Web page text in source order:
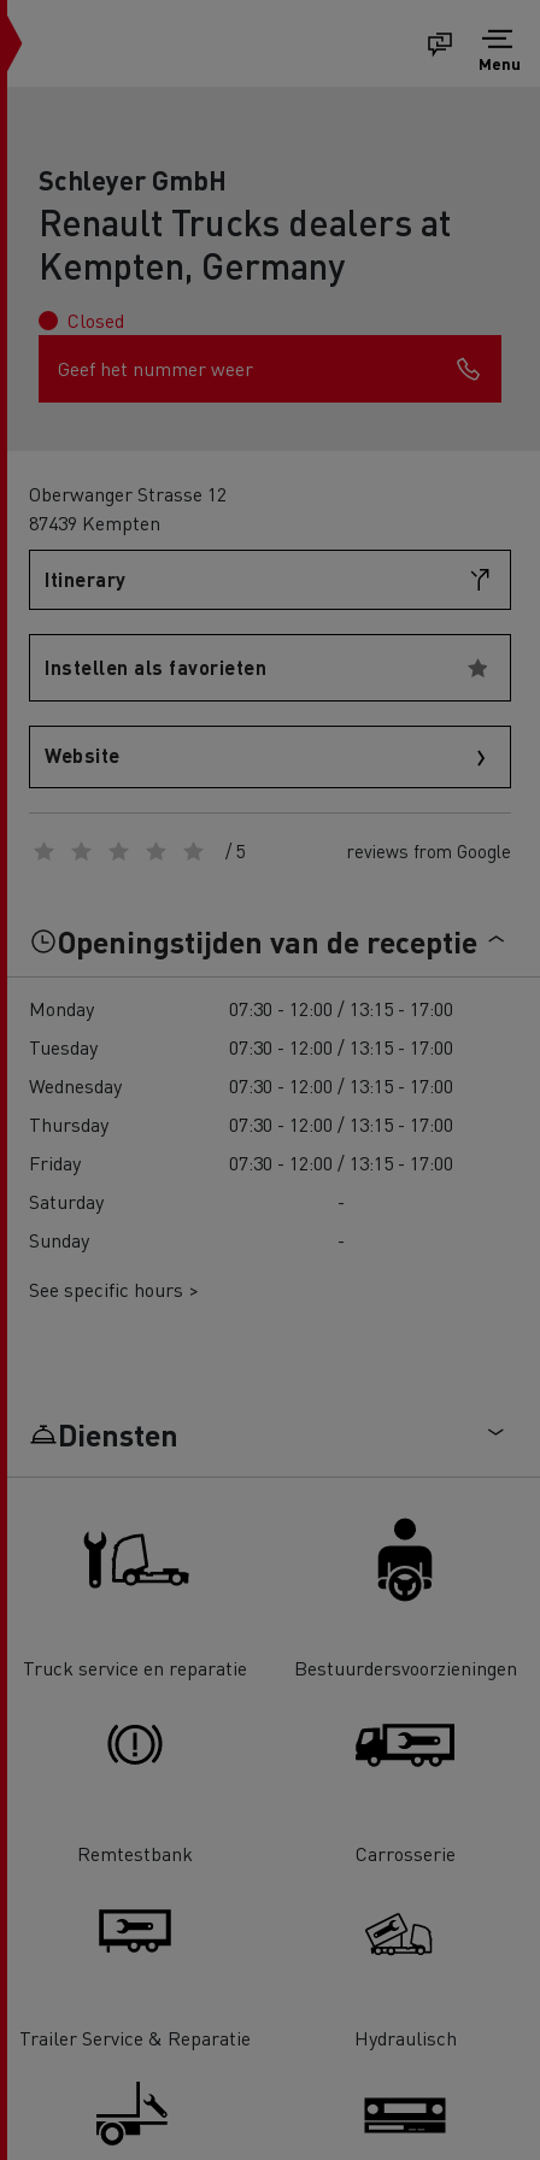
Menu
Schleyer GmbH
Renault Trucks dealers at
Kempten, Germany
Closed
Geef het nummer weer
Oberwanger Strasse 12
87439 Kempten
Itinerary
Instellen als favorieten
Website
/ 5 reviews from Google
Openingstijden van de receptie
Monday
07:30 - 12:00 / 13:15 - 17:00
Tuesday
07:30 - 12:00 / 13:15 - 17:00
Wednesday
07:30 - 12:00 / 13:15 - 17:00
Thursday
07:30 - 12:00 / 13:15 - 17:00
Friday
07:30 - 12:00 / 13:15 - 17:00
Saturday
-
Sunday
-
See specific hours >
Diensten
Truck service en reparatie Bestuurdersvoorzieningen
Remtestbank Carrosserie
Trailer Service & Reparatie Hydraulisch